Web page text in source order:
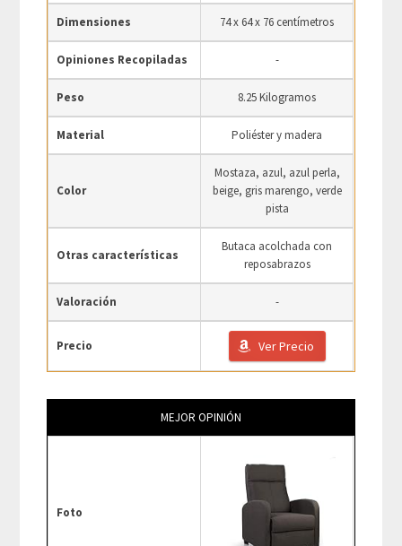
Dimensiones 74 x 64 x 76 centímetros
Opiniones Recopiladas -
Peso 8.25 Kilogramos
Material Poliéster y madera
Color
Mostaza, azul, azul perla,
beige, gris marengo, verde
pista
Otras características
Butaca acolchada con
reposabrazos
Valoración -
Precio Ver Precio
MEJOR OPINIÓN
Foto